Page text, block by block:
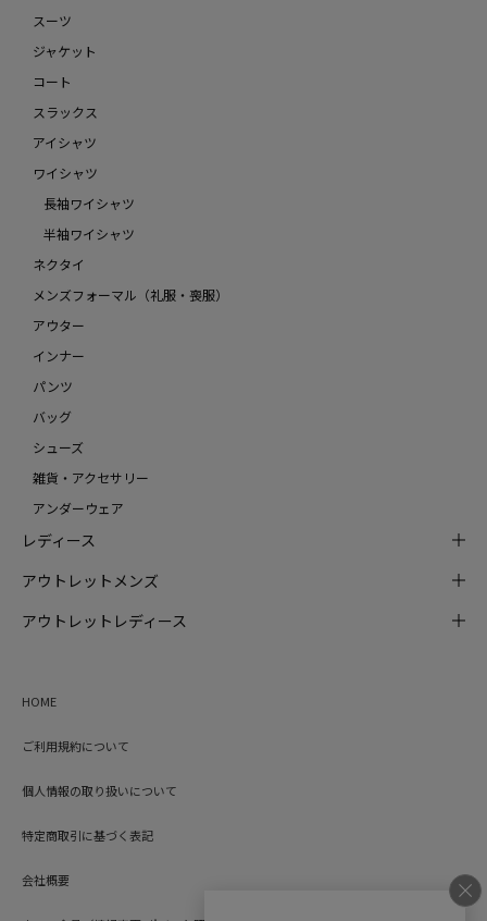
スーツ
ジャケット
コート
スラックス
アイシャツ
ワイシャツ
長袖ワイシャツ
半袖ワイシャツ
ネクタイ
メンズフォーマル（礼服・喪服）
アウター
インナー
パンツ
バッグ
シューズ
雑貨・アクセサリー
アンダーウェア
レディース
アウトレットメンズ
アウトレットレディース
HOME
ご利用規約について
個人情報の取り扱いについて
特定商取引に基づく表記
会社概要